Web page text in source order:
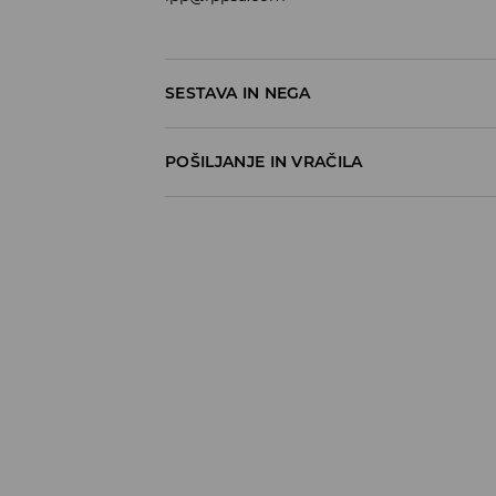
SESTAVA IN NEGA
POŠILJANJE IN VRAČILA